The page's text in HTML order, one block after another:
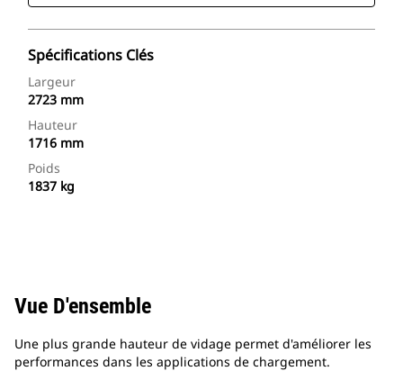
Spécifications Clés
Largeur
2723 mm
Hauteur
1716 mm
Poids
1837 kg
Vue D'ensemble
Une plus grande hauteur de vidage permet d'améliorer les
performances dans les applications de chargement.